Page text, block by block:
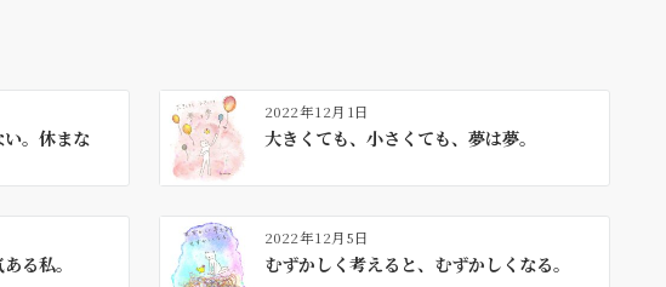
。休まな
2022年12月1日
大きくても、小さくても、夢は夢。
る私。
2022年12月5日
むずかしく考えると、むずかしくなる。